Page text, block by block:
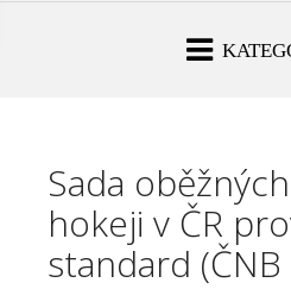
Sada
hokeji v ČR
standard